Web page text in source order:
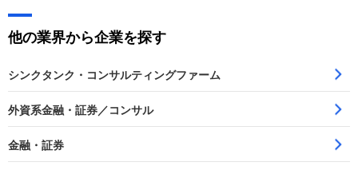
他の業界から企業を探す
シンクタンク・コンサルティングファーム
外資系金融・証券／コンサル
金融・証券